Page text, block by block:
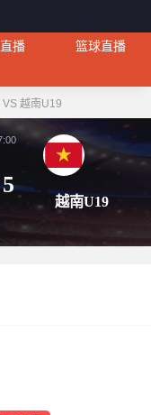
播
篮球直播
越南U19
06-04 17:00
越